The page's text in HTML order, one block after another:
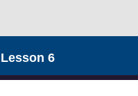
Lesson 6